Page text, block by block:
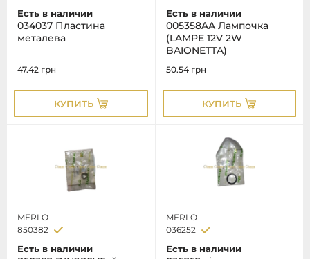
Есть в наличии
034037 Пластина
металева
47.42 грн
КУПИТЬ
Есть в наличии
005358AA Лампочка
(LAMPE 12V 2W
BAIONETTA)
50.54 грн
КУПИТЬ
MERLO
850382
Есть в наличии
MERLO
036252
Есть в наличии